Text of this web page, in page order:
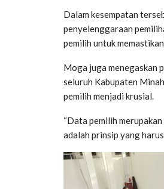
Dalam kesempatan
penyelenggaraan
pemilih untuk
Moga juga menegaskan
seluruh Kabupaten
pemilih menjadi krusial.
“Data pemilih
adalah prinsip yang